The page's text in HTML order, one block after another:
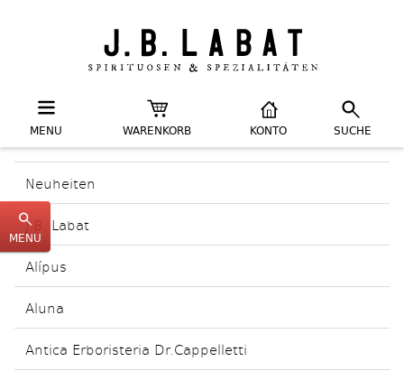
MENU WARENKORB KONTO SUCHE
Neuheiten
J.B. Labat
Alípus
Aluna
Antica Erboristeria Dr.Cappelletti
MENU